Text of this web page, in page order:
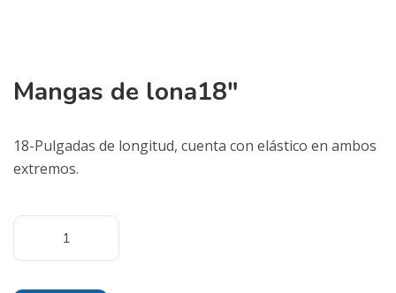
Mangas de lona18″
18-Pulgadas de longitud, cuenta con elástico en ambos
extremos.